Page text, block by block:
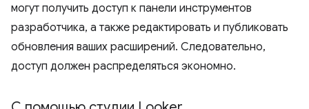
могут получить доступ к панели инструментов
разработчика, а также редактировать и публиковать
обновления ваших расширений. Следовательно,
доступ должен распределяться экономно.